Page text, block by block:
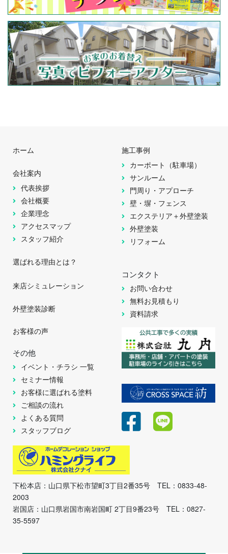
ホーム
会社案内
代表挨拶
会社概要
企業理念
アクセスマップ
スタッフ紹介
選ばれる理由とは？
施工事例
カーポート（駐車場）
サンルーム
門周り・アプローチ
壁・塀・フェンス
エクステリア＋外壁塗装
外壁塗装
リフォーム
来店シミュレーション
外壁塗装診断
お客様の声
その他
イベント・チラシ 一覧
セミナー情報
お客様に選ばれる塗料
ご相談の流れ
よくある質問
スタッフブログ
コンタクト
お問い合わせ
無料お見積もり
資料請求
下松本店：山口県下松市望町3丁目2番35号 TEL：0833-48-
2003
岩国店：山口県岩国市南岩国町 2丁目9番23号 TEL：0827-
35-5597